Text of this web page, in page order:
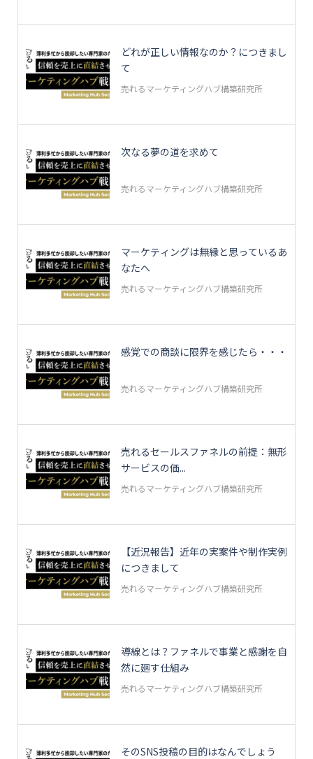
どれが正しい情報なのか？につきまし
て
売れるマーケティングハブ構築研究所
次なる夢の道を求めて
売れるマーケティングハブ構築研究所
マーケティングは無縁と思っているあ
なたへ
売れるマーケティングハブ構築研究所
感覚での商談に限界を感じたら・・・
売れるマーケティングハブ構築研究所
売れるセールスファネルの前提：無形
サービスの価...
売れるマーケティングハブ構築研究所
【近況報告】近年の実案件や制作実例
につきまして
売れるマーケティングハブ構築研究所
導線とは？ファネルで事業と感謝を自
然に廻す仕組み
売れるマーケティングハブ構築研究所
そのSNS投稿の目的はなんでしょう